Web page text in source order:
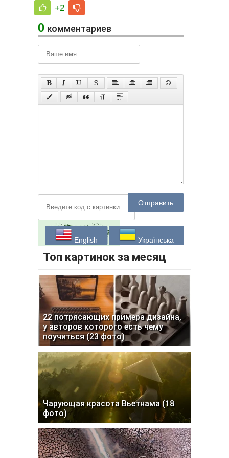
+2
0 комментариев
Отправить
English Українська
Топ картинок за месяц
22 потрясающих примера дизайна,
у авторов которого есть чему
поучиться (23 фото)
Чарующая красота Вьетнама (18
фото)